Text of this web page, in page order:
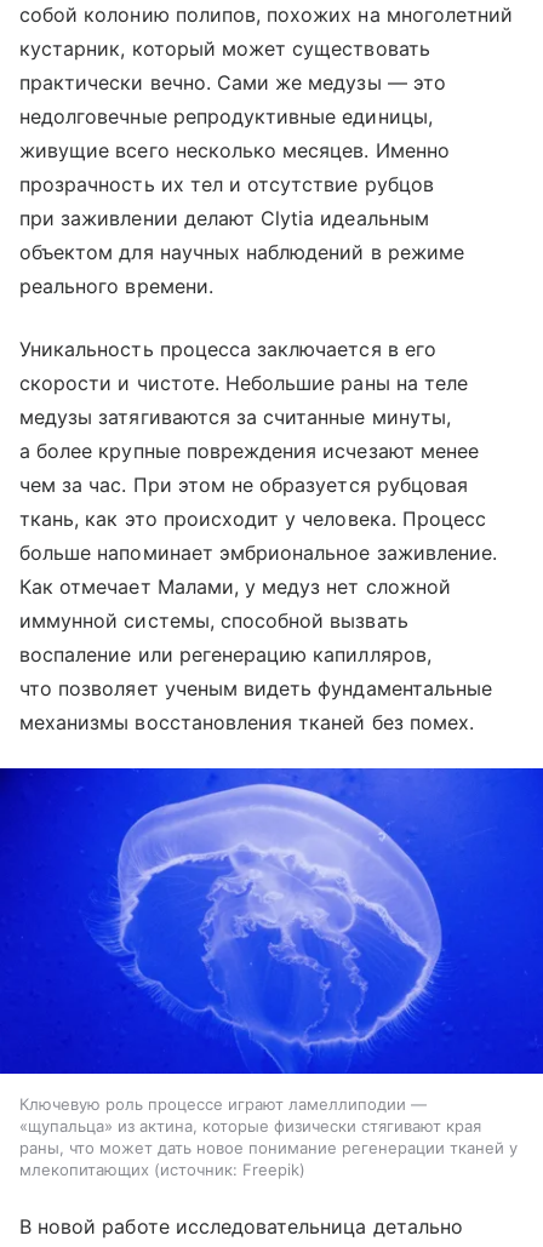
собой колонию полипов, похожих на многолетний
кустарник, который может существовать
практически вечно. Сами же медузы — это
недолговечные репродуктивные единицы,
живущие всего несколько месяцев. Именно
прозрачность их тел и отсутствие рубцов
при заживлении делают Clytia идеальным
объектом для научных наблюдений в режиме
реального времени.
Уникальность процесса заключается в его
скорости и чистоте. Небольшие раны на теле
медузы затягиваются за считанные минуты,
а более крупные повреждения исчезают менее
чем за час. При этом не образуется рубцовая
ткань, как это происходит у человека. Процесс
больше напоминает эмбриональное заживление.
Как отмечает Малами, у медуз нет сложной
иммунной системы, способной вызвать
воспаление или регенерацию капилляров,
что позволяет ученым видеть фундаментальные
механизмы восстановления тканей без помех.
Ключевую роль процессе играют ламеллиподии —
«щупальца» из актина, которые физически стягивают края
раны, что может дать новое понимание регенерации тканей у
млекопитающих
источник: Freepik
В новой работе исследовательница детально